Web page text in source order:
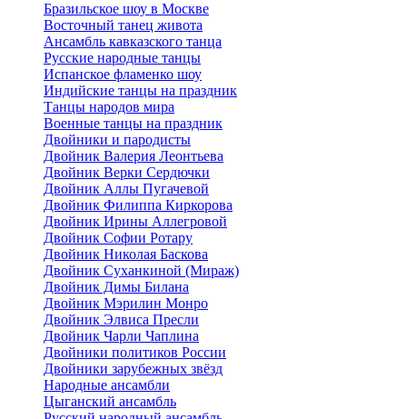
Бразильское шоу в Москве
Восточный танец живота
Ансамбль кавказского танца
Русские народные танцы
Испанское фламенко шоу
Индийские танцы на праздник
Танцы народов мира
Военные танцы на праздник
Двойники и пародисты
Двойник Валерия Леонтьева
Двойник Верки Сердючки
Двойник Аллы Пугачевой
Двойник Филиппа Киркорова
Двойник Ирины Аллегровой
Двойник Софии Ротару
Двойник Николая Баскова
Двойник Суханкиной (Мираж)
Двойник Димы Билана
Двойник Мэрилин Монро
Двойник Элвиса Пресли
Двойник Чарли Чаплина
Двойники политиков России
Двойники зарубежных звёзд
Народные ансамбли
Цыганский ансамбль